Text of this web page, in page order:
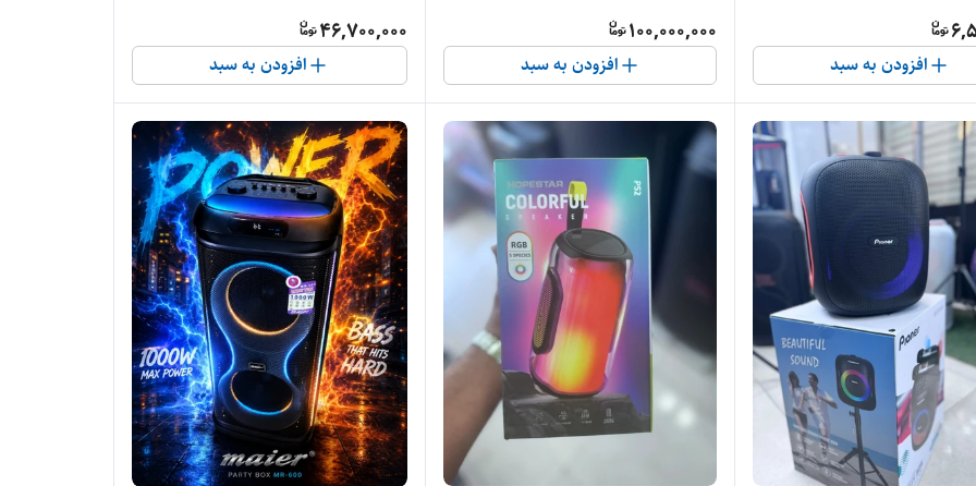
افزودن به سبد
100,000,000
افزودن به سبد
46,700,000
افزودن به سبد